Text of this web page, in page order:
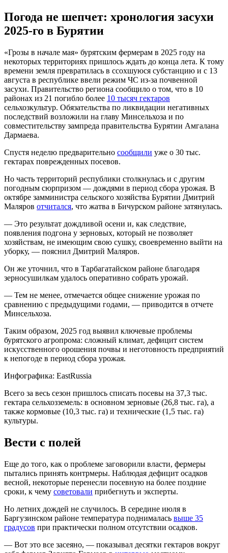
Погода не шепчет: хронология засухи
2025-го в Бурятии
«Грозы в начале мая» бурятским фермерам в 2025 году на
некоторых территориях пришлось ждать до конца лета. К тому
времени земля превратилась в ссохшуюся субстанцию и с 13
августа в республике ввели режим ЧС из-за почвенной
засухи. Правительство региона сообщило о том, что в 10
районах из 21 погибло более 10 тысяч гектаров
сельхозкультур. Обязательства по ликвидации негативных
последствий возложили на главу Минсельхоза и по
совместительству зампреда правительства Бурятии Амгалана
Дармаева.
Спустя неделю предварительно сообщили уже о 30 тыс.
гектарах поврежденных посевов.
Но часть территорий республики столкнулась и с другим
погодным сюрпризом — дождями в период сбора урожая. В
октябре замминистра сельского хозяйства Бурятии Дмитрий
Маляров отчитался, что жатва в Бичурском районе затянулась.
— Это результат дождливой осени и, как следствие,
появления подгона у зерновых, который не позволяет
хозяйствам, не имеющим свою сушку, своевременно выйти на
уборку, — пояснил Дмитрий Маляров.
Он же уточнил, что в Тарбагатайском районе благодаря
зерносушилкам удалось оперативно собрать урожай.
— Тем не менее, отмечается общее снижение урожая по
сравнению с предыдущими годами, — приводится в отчете
Минсельхоза.
Таким образом, 2025 год выявил ключевые проблемы
бурятского агропрома: сложный климат, дефицит систем
искусственного орошения почвы и неготовность предприятий
к непогоде в период сбора урожая.
Инфографика: EastRussia
Всего за весь сезон пришлось списать посевы на 37,3 тыс.
гектара сельхозземель: в основном зерновые (26,8 тыс. га), а
также кормовые (10,3 тыс. га) и технические (1,5 тыс. га)
культуры.
Вести с полей
Еще до того, как о проблеме заговорили власти, фермеры
пытались принять контрмеры. Наблюдая дефицит осадков
весной, некоторые перенесли посевную на более поздние
сроки, к чему советовали прибегнуть и эксперты.
Но летних дождей не случилось. В середине июля в
Баргузинском районе температура поднималась выше 35
градусов при практически полном отсутствии осадков.
— Вот это все засеяно, — показывал десятки гектаров вокруг